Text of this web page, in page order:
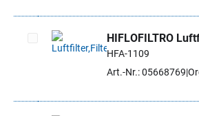
Artikel auswählen
HIFLOFILTRO
HFA-1109
Art.-Nr.: 05668769